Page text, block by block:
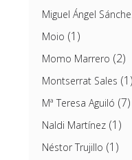
Miguel Ángel
Moio (1)
Momo Marrero (2)
Montserrat Sales (1)
Mª Teresa Aguiló (7)
Naldi Martínez(1)
Néstor Trujillo (1)